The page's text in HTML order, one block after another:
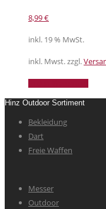
8,99€
inkl. 19 % MwSt.
inkl. Mwst. zzgl.
Hinz Outdoor Sortiment
Bekleidung
Dart
Freie Waffen
Messer
Outdoor